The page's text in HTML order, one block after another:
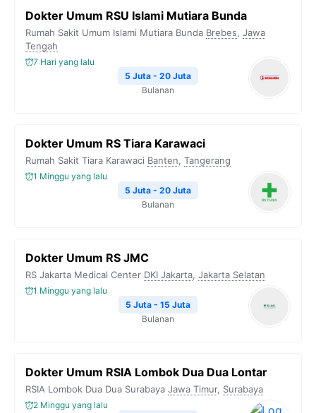
Dokter Umum RSU Islami Mutiara Bunda
Rumah Sakit Umum Islami Mutiara Bunda Brebes, Jawa
Tengah
7 Hari yang lalu
5 Juta - 20 Juta
Bulanan
Dokter Umum RS Tiara Karawaci
Rumah Sakit Tiara Karawaci Banten, Tangerang
1 Minggu yang lalu
5 Juta - 20 Juta
Bulanan
Dokter Umum RS JMC
RS Jakarta Medical Center DKI Jakarta, Jakarta Selatan
1 Minggu yang lalu
5 Juta - 15 Juta
Bulanan
Dokter Umum RSIA Lombok Dua Dua Lontar
RSIA Lombok Dua Dua Surabaya Jawa Timur, Surabaya
2 Minggu yang lalu